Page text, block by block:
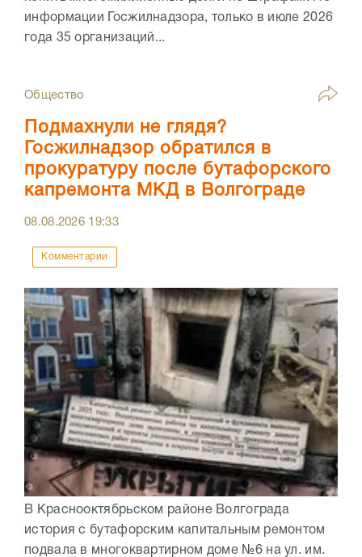
информации Госжилнадзора, только в июле 2026
года 35 организаций...
Общество
Подмахнули не глядя?
Госжилнадзор обратился в
прокуратуру после бутафорского
капремонта МКД в Волгограде
08.08.2026 19:33
Комментарии
В Краснооктябрьском районе Волгограда
история с бутафорским капитальным ремонтом
подвала в многоквартирном доме №6 на ул. им.